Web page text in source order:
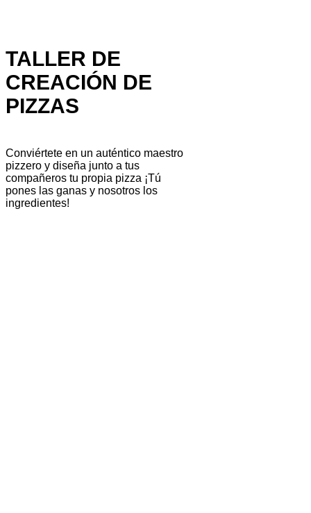
TALLER DE
CREACIÓN DE
PIZZAS
Conviértete en un auténtico maestro
pizzero y diseña junto a tus
compañeros tu propia pizza ¡Tú
pones las ganas y nosotros los
ingredientes!